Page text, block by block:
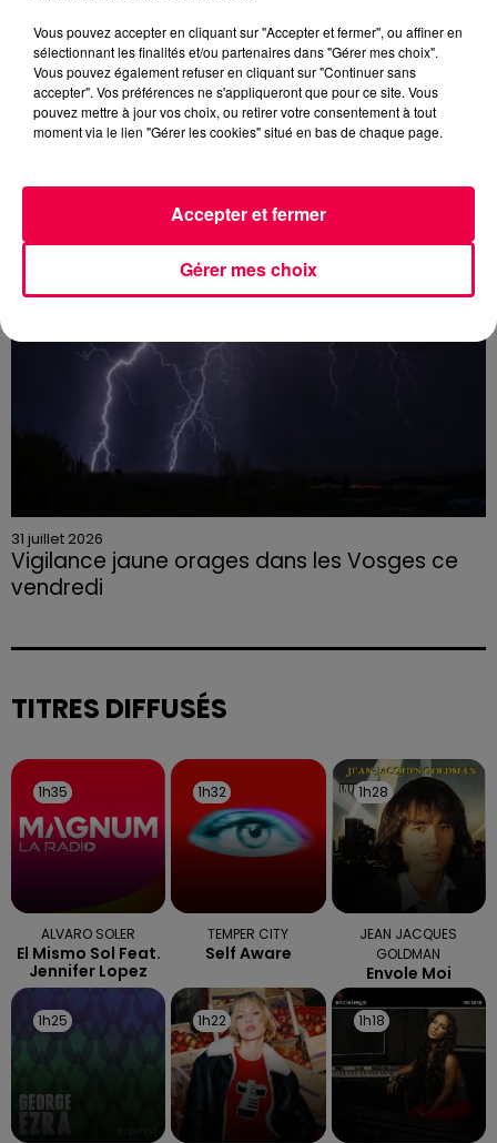
31 juillet 2026
Refus d'obtempérer à Chaumont : un an de
prison ferme pour un...
permis et la confiscation de son véhicule.
31 juillet 2026
Vigilance jaune orages dans les Vosges ce
vendredi
sont attendues en deuxième partie d'après-midi,
TITRES DIFFUSÉS
1h35
1h35
ALVARO SOLER
El Mismo Sol Feat.
Jennifer Lopez
1h32
1h32
TEMPER CITY
Self Aware
1h28
1h28
JEAN JACQUES
GOLDMAN
Envole Moi
1h25
1h25 1h22
1h22 1h18
1h18
Vous pouvez accepter en cliquant sur "Accepter et fermer", ou affiner en
sélectionnant les finalités et/ou partenaires dans "Gérer mes choix".
Vous pouvez également refuser en cliquant sur "Continuer sans
accepter". Vos préférences ne s'appliqueront que pour ce site. Vous
pouvez mettre à jour vos choix, ou retirer votre consentement à tout
moment via le lien "Gérer les cookies" situé en bas de chaque page.
Gérer mes choix
Accepter et fermer